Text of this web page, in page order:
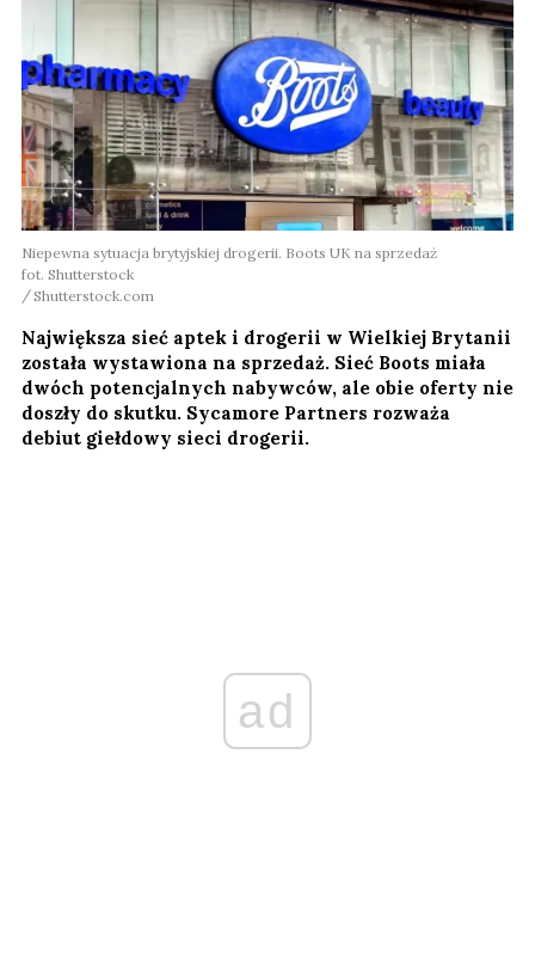
Niepewna sytuacja brytyjskiej drogerii. Boots UK na sprzedaż
fot. Shutterstock
Shutterstock.com
Największa sieć aptek i drogerii w Wielkiej Brytanii
została wystawiona na sprzedaż. Sieć Boots miała
dwóch potencjalnych nabywców, ale obie oferty nie
doszły do skutku. Sycamore Partners rozważa
debiut giełdowy sieci drogerii.
ad